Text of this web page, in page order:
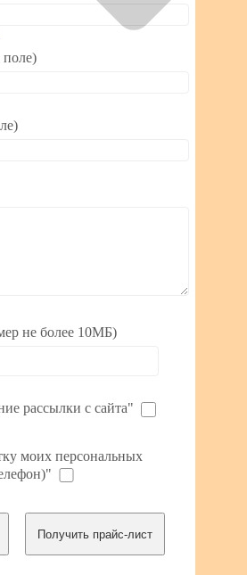
поле)
не более 10МБ)
рассылки с сайта"
моих персональных
Получить прайс-лист